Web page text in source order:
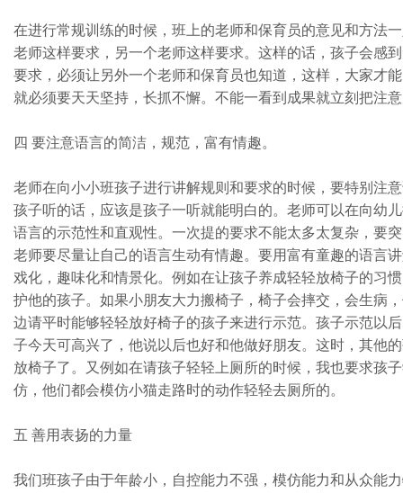
在进行常规训练的时候，班上的老师和保育员的意见和方法
老师这样要求，另一个老师这样要求。这样的话，孩子会感
要求，必须让另外一个老师和保育员也知道，这样，大家才
就必须要天天坚持，长抓不懈。不能一看到成果就立刻把注
四 要注意语言的简洁，规范，富有情趣。
老师在向小小班孩子进行讲解规则和要求的时候，要特别注
孩子听的话，应该是孩子一听就能明白的。老师可以在向幼
语言的示范性和直观性。一次提的要求不能太多太复杂，要
老师要尽量让自己的语言生动有情趣。要用富有童趣的语言
戏化，趣味化和情景化。例如在让孩子养成轻轻放椅子的习
护他的孩子。如果小朋友大力搬椅子，椅子会摔交，会生病
边请平时能够轻轻放好椅子的孩子来进行示范。孩子示范以
子今天可高兴了，他说以后也好和他做好朋友。这时，其他
放椅子了。又例如在请孩子轻轻上厕所的时候，我也要求孩
仿，他们都会模仿小猫走路时的动作轻轻去厕所的。
五 善用表扬的力量
我们班孩子由于年龄小，自控能力不强，模仿能力和从众能